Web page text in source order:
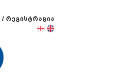
/ რეგისტრაცია